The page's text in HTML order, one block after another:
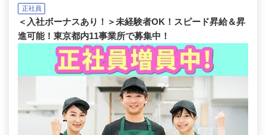
正社員
＜入社ボーナスあり！＞未経験者OK！スピード昇給＆昇
進可能！東京都内11事業所で募集中！